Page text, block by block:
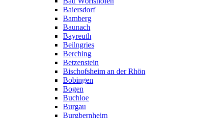
Baiersdorf
Bamberg
Baunach
Bayreuth
Beilngries
Berching
Betzenstein
Bischofsheim an der Rhön
Bobingen
Bogen
Buchloe
Burgau
Burgbernheim